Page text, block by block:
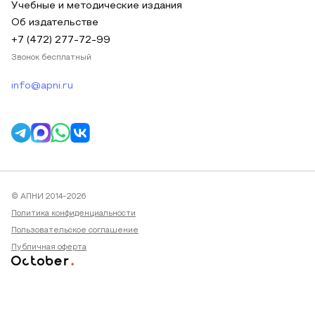
Учебные и методические издания
Об издательстве
+7 (472) 277-72-99
Звонок бесплатный
info@apni.ru
© АПНИ 2014-2026
Политика конфиденциальности
Пользовательское соглашение
Публичная оферта